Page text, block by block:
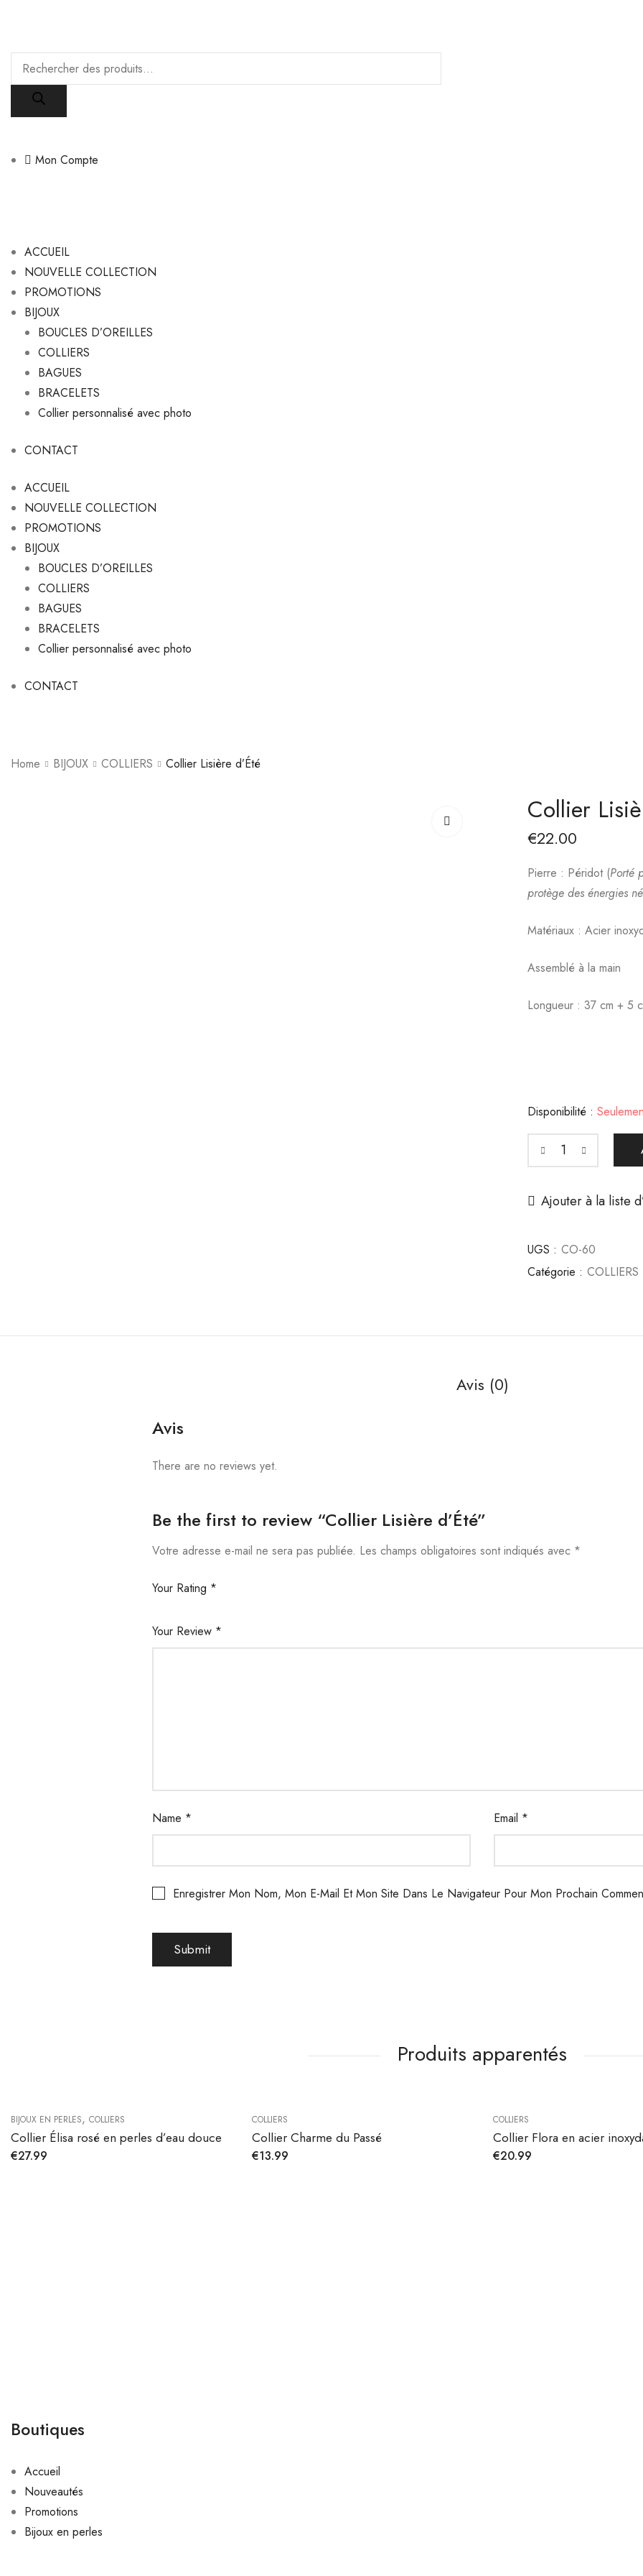
Recherche
de
produits
Mon Compte
ACCUEIL
NOUVELLE COLLECTION
PROMOTIONS
BIJOUX
BOUCLES D’OREILLES
COLLIERS
BAGUES
BRACELETS
Collier personnalisé avec photo
CONTACT
ACCUEIL
NOUVELLE COLLECTION
PROMOTIONS
BIJOUX
BOUCLES D’OREILLES
COLLIERS
BAGUES
BRACELETS
Collier personnalisé avec photo
CONTACT
Home BIJOUX COLLIERS Collier Lisière d’Été
Collier
€22.00
Pierre : Péridot (Porté
protège des énergies
Matériaux : Acier
Assemblé à la main
Longueur : 37 cm + 5
Disponibilité :
Collier
d’Été
Ajouter à la liste
UGS : CO-60
Catégorie : COLLIERS
Avis (0)
Avis
There are no reviews yet.
Be the first to review “Collier Lisière d’Été”
Votre adresse e-mail ne sera pas publiée. Les champs obligatoires sont indiqués avec *
Your Rating *
Your Review *
Name * Email *
Enregistrer Mon Nom, Mon E-Mail Et Mon Site Dans Le Navigateur Pour Mon Prochain
Produits apparentés
BIJOUX EN PERLES, COLLIERS
Collier Élisa rosé en perles d’eau douce
€27.99
COLLIERS
Collier Charme du Passé
€13.99
COLLIERS
Collier Flora en acier
€20.99
Boutiques
Accueil
Nouveautés
Promotions
Bijoux en perles